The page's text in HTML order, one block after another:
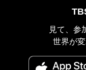
見て、参
世界が